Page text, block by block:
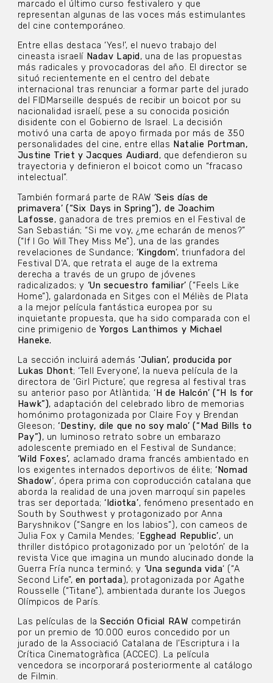
marcado el último curso festivalero y que
representan algunas de las voces más estimulantes
del cine contemporáneo.
Entre ellas destaca ‘Yes!’, el nuevo trabajo del
cineasta israelí Nadav Lapid , una de las propuestas
más radicales y provocadoras del año. El director se
situó recientemente en el centro del debate
internacional tras renunciar a formar parte del jurado
del FIDMarseille después de recibir un boicot por su
nacionalidad israelí, pese a su conocida posición
disidente con el Gobierno de Israel. La decisión
motivó una carta de apoyo firmada por más de 350
personalidades del cine, entre ellas Natalie Portman,
Justine Triet y Jacques Audiard , que defendieron su
trayectoria y definieron el boicot como un “fracaso
intelectual”.
También formará parte de RAW ‘Seis días de
primavera’ (“Six Days in Spring”), de Joachim
Lafosse, ganadora de tres premios en el Festival de
San Sebastián; “Si me voy, ¿me echarán de menos?”
(“If I Go Will They Miss Me”), una de las grandes
revelaciones de Sundance; ‘Kingdom‘, triunfadora del
Festival D’A, que retrata el auge de la extrema
derecha a través de un grupo de jóvenes
radicalizados; y ‘Un secuestro familiar’ (“Feels Like
Home”), galardonada en Sitges con el Méliès de Plata
a la mejor película fantástica europea por su
inquietante propuesta, que ha sido comparada con el
cine primigenio de Yorgos Lanthimos y Michael
Haneke.
La sección incluirá además‘Julian’, producida por
Lukas Dhont; ‘Tell Everyone’, la nueva película de la
directora de ‘Girl Picture’, que regresa al festival tras
su anterior paso por Atlàntida; ‘ H de Halcón’ (“H Is for
Hawk”), adaptación del celebrado libro de memorias
homónimo protagonizada por Claire Foy y Brendan
Gleeson; ‘Destiny, dile que no soy malo’ (“Mad Bills to
Pay”), un luminoso retrato sobre un embarazo
adolescente premiado en el Festival de Sundance;
‘Wild Foxes’, aclamado drama francés ambientado en
los exigentes internados deportivos de élite;‘Nomad
Shadow’, ópera prima con coproducción catalana que
aborda la realidad de una joven marroquí sin papeles
tras ser deportada;‘Idiotka’, fenómeno presentado en
South by Southwest y protagonizado por Anna
Baryshnikov (“Sangre en los labios”), con cameos de
Julia Fox y Camila Mendes; ‘ Egghead Republic’, un
thriller distópico protagonizado por un ‘pelotón’ de la
revista Vice que imagina un mundo alucinado donde la
Guerra Fría nunca terminó; y ‘Una segunda vida‘ (“A
Second Life”, en portada ), protagonizada por Agathe
Rousselle (“Titane”), ambientada durante los Juegos
Olímpicos de París.
Las películas de la Sección Oficial RAW competirán
por un premio de 10.000 euros concedido por un
jurado de la Associació Catalana de l’Escriptura i la
Crítica Cinematogràfica (ACCEC). La película
vencedora se incorporará posteriormente al catálogo
de Filmin.